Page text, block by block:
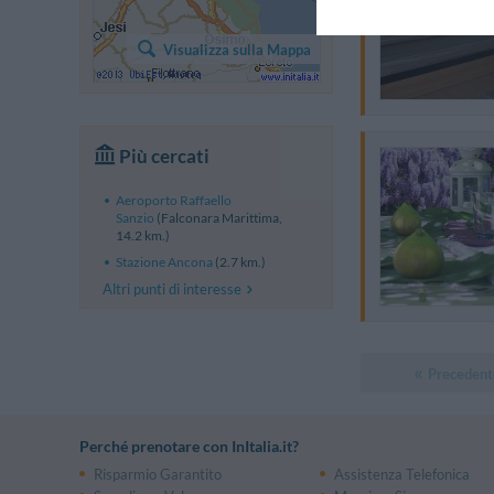
Visualizza sulla Mappa
Più cercati
Aeroporto Raffaello
Sanzio (Falconara Marittima,
14.2 km.)
Stazione Ancona (2.7 km.)
Altri punti di interesse
Perché prenotare con InItalia.it?
Risparmio Garantito Assistenza Telefonica